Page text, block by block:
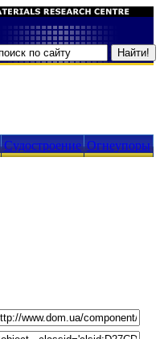
Судостроение Огнеупоры